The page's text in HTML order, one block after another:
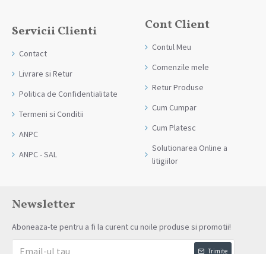
Servicii Clienti
Contact
Livrare si Retur
Politica de Confidentialitate
Termeni si Conditii
ANPC
ANPC - SAL
Cont Client
Contul Meu
Comenzile mele
Retur Produse
Cum Cumpar
Cum Platesc
Solutionarea Online a
litigiilor
Newsletter
Aboneaza-te pentru a fi la curent cu noile produse si promotii!
Trimite